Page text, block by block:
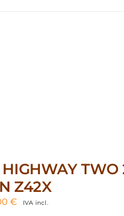
HIGHWAY TWO
Z42X
€ ElIVA incl.